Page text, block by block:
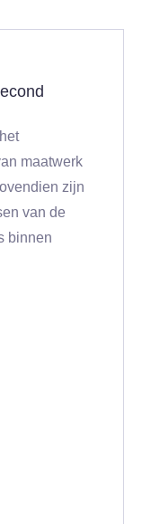
maatwerk
zijn
van de
binnen